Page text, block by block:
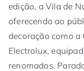
edição, a Vila de
oferecendo ao
decoração como a
Electrolux,
renomados.